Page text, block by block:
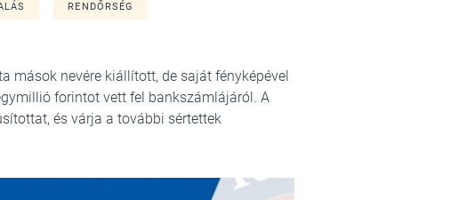
RENDŐRSÉG
mások nevére kiállított, de saját fényképével
forintot vett fel bankszámlájáról. A
és várja a további sértettek